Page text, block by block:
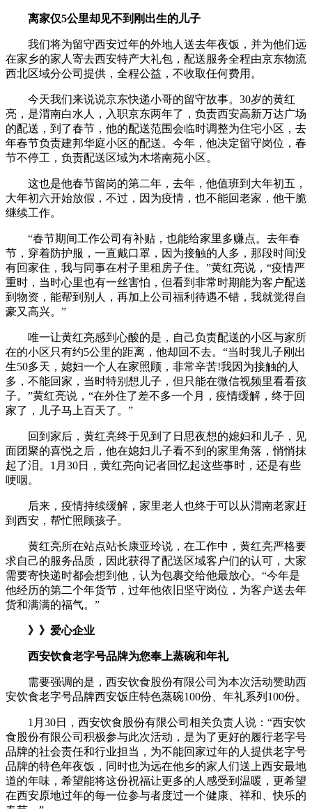
离家仅5公里却见不到刚出生的儿子
我们将为留守西安过年的外地人送去年夜饭，并为他们远
在家乡的家人寄去西安特产大礼包，配送服务全程由京东物流
西北区域分公司提供，全程公益，不收取任何费用。
今天我们来说说京东快递小哥的留守故事。30岁的黄红
亮，是渭南白水人，入职京东两年了，负责西安高新万达广场
的配送，到了春节，他的配送范围会临时调整为住宅小区，去
年春节负责建邦华庭小区的配送。今年，他决定留守岗位，春
节不停工，负责配送区域为木塔南苑小区。
这也是他春节留岗的第二年，去年，他值班到大年初五，
大年初六开始放假，不过，因为疫情，也不能回老家，他干脆
继续工作。
“春节期间工作公司有补贴，也能给家里多赚点。去年春
节，穿着防护服，一直戴口罩，因为接触的人多，那段时间没
有回家住，我与同事在村子里租房子住。”黄红亮说，“疫情严
重时，当时心里也有一丝害怕，但看到非常时期能为客户配送
到物资，能帮到别人，再加上公司福利待遇不错，我就觉得自
豪又高兴。”
唯一让黄红亮感到心酸的是，自己负责配送的小区与家所
在的小区只有约5公里的距离，他却回不去。“当时我儿子刚出
生50多天，媳妇一个人在家照顾，非常辛苦!我因为接触的人
多，不能回家，当时特别想儿子，但只能在微信视频里看看孩
子。”黄红亮说，“在外住了差不多一个月，疫情缓解，终于回
家了，儿子马上百天了。”
回到家后，黄红亮终于见到了日思夜想的媳妇和儿子，见
面团聚的喜悦之后，他在媳妇儿子看不到的家里角落，悄悄抹
起了泪。1月30日，黄红亮向记者回忆起这些事时，还是有些
哽咽。
后来，疫情持续缓解，家里老人也终于可以从渭南老家赶
到西安，帮忙照顾孩子。
黄红亮所在站点站长康亚玲说，在工作中，黄红亮严格要
求自己的服务品质，因此获得了配送区域客户们的认可，大家
需要寄快递时都会想到他，认为包裹交给他最放心。“今年是
他经历的第二个年货节，过年他依旧坚守岗位，为客户送去年
货和满满的福气。”
》》爱心企业
西安饮食老字号品牌为您奉上蒸碗和年礼
需要强调的是，西安饮食股份有限公司为本次活动赞助西
安饮食老字号品牌西安饭庄特色蒸碗100份、年礼系列100份。
1月30日，西安饮食股份有限公司相关负责人说：“西安饮
食股份有限公司积极参与此次活动，是为了更好的履行老字号
品牌的社会责任和行业担当，为不能回家过年的人提供老字号
品牌的特色年夜饭，同时也为远在他乡的家人们送上西安最地
道的年味，希望能将这份祝福让更多的人感受到温暖，更希望
在西安原地过年的每一位参与者度过一个健康、祥和、快乐的